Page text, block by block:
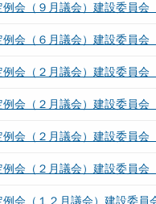
会（９月議会）建設委員会
会（６月議会）建設委員会
会（２月議会）建設委員会
会（２月議会）建設委員会
会（２月議会）建設委員会
会（２月議会）建設委員会
会（１２月議会）建設委員